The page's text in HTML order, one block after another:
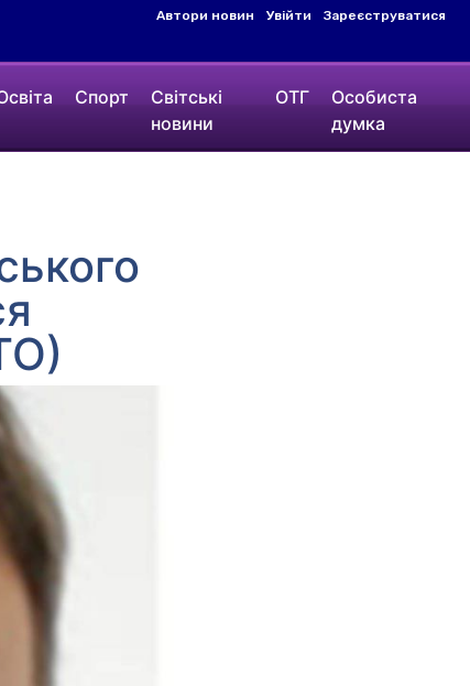
Автори новин Увійти Зареєструватися
Спорт
Світські
новини
ОТГ
Особиста
думка